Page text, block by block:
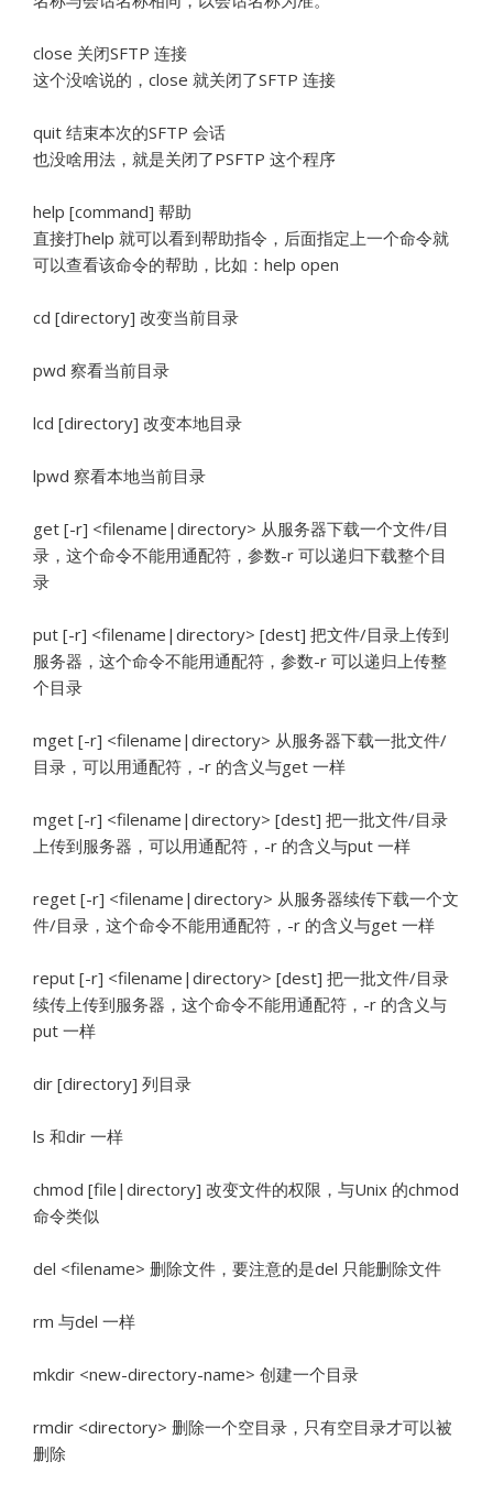
close 关闭SFTP 连接
这个没啥说的，close 就关闭了SFTP 连接
quit 结束本次的SFTP 会话
也没啥用法，就是关闭了PSFTP 这个程序
help [command] 帮助
直接打help 就可以看到帮助指令，后面指定上一个命令就
可以查看该命令的帮助，比如：help open
cd [directory] 改变当前目录
pwd 察看当前目录
lcd [directory] 改变本地目录
lpwd 察看本地当前目录
get [-r] <filename|directory> 从服务器下载一个文件/目
录，这个命令不能用通配符，参数-r 可以递归下载整个目
录
put [-r] <filename|directory> [dest] 把文件/目录上传到
服务器，这个命令不能用通配符，参数-r 可以递归上传整
个目录
mget [-r] <filename|directory> 从服务器下载一批文件/
目录，可以用通配符，-r 的含义与get 一样
mget [-r] <filename|directory> [dest] 把一批文件/目录
上传到服务器，可以用通配符，-r 的含义与put 一样
reget [-r] <filename|directory> 从服务器续传下载一个文
件/目录，这个命令不能用通配符，-r 的含义与get 一样
reput [-r] <filename|directory> [dest] 把一批文件/目录
续传上传到服务器，这个命令不能用通配符，-r 的含义与
put 一样
dir [directory] 列目录
ls 和dir 一样
chmod [file|directory] 改变文件的权限，与Unix 的chmod
命令类似
del <filename> 删除文件，要注意的是del 只能删除文件
rm 与del 一样
mkdir <new-directory-name> 创建一个目录
rmdir <directory> 删除一个空目录，只有空目录才可以被
删除